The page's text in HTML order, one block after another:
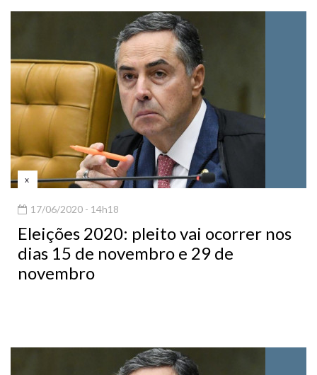
x
17/06/2020 - 14h18
Eleições 2020: pleito vai ocorrer nos
dias 15 de novembro e 29 de
novembro